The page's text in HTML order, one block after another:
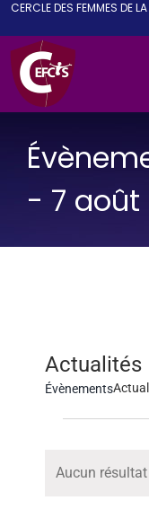
Passer
au
contenu
CERCLE DES FEMMES DE LA
ACCUEIL
CEFCYS
PARTENAIRES
- 7 août
Actualités
Évènements
Aucun